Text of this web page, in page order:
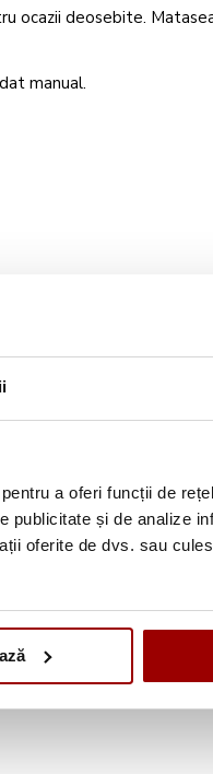
a oferi funcții de
publicitate și de analize
oferite de dvs. sau
ocazii deosebite.
manual.